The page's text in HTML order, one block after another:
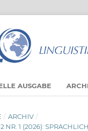
AUSGABE
/ ARCHIV /
NR. 1 (2026):